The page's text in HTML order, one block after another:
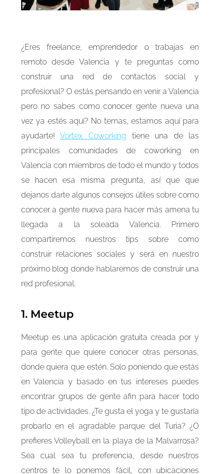
¿Eres freelance, emprendedor o trabajas en
remoto desde Valencia y te preguntas como
construir una red de contactos social y
profesional? O estás pensando en venir a Valencia
pero no sabes como conocer gente nueva una
vez ya estés aquí? No temas, estamos aquí para
ayudarte!Vortex Coworking tiene una de las
principales comunidades de coworking en
Valencia con miembros de todo el mundo y todos
se hacen esa misma pregunta, así que que
dejanos darte algunos consejos útiles sobre como
conocer a gente nueva para hacer más amena tu
llegada a la soleada Valencia. Primero
compartiremos nuestros tips sobre como
construir relaciones sociales y será en nuestro
próximo blog donde hablaremos de construir una
red profesional.
1. Meetup
Meetup es una aplicación gratuita creada por y
para gente que quiere conocer otras personas,
donde quiera que estén. Solo poniendo que estás
en Valencia y basado en tus intereses puedes
encontrar grupos de gente afin para hacer todo
tipo de actividades. ¿Te gusta el yoga y te gustaría
probarlo en el agradable parque del Turia? ¿O
prefieres Volleyball en la playa de la Malvarrosa?
Sea cual sea tu preferencia, desde nuestros
centros te lo ponemos fácil, con ubicaciones